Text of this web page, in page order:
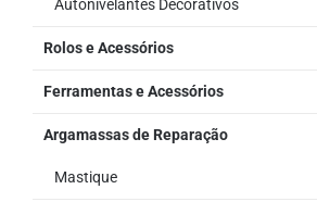
Autonivelantes Decorativos
Rolos e Acessórios
Ferramentas e Acessórios
Argamassas de Reparação
Mastique